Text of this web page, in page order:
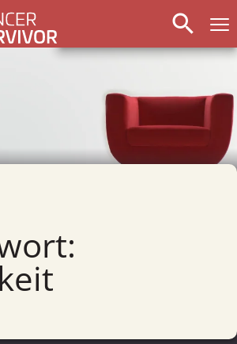
search